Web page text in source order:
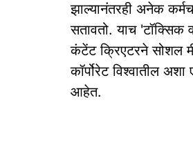
झाल्यानंतरही अनेक
सतावतो. याच 'टॉक्सिक
कंटेंट क्रिएटरने सोशल
कॉर्पोरेट विश्वातील
आहेत.